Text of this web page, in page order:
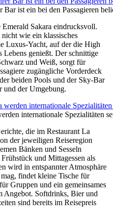
ist ein bei den Passagieren
Sakara eindrucksvoll.
wie ein klassisches
Luxus-Yacht, auf der die High
Lebens genießt. Der schnittige
und Weiß, sorgt für
zugängliche Vorderdeck
beiden Pools und der Sky-Bar
und der Umgebung.
internationale Spezialitäten
die im Restaurant La
der jeweiligen Reiseregion
Bänken und Sesseln
und Mittagessen als
wird in entspannter Atmosphäre
findet kleine Tische für
Gruppen und ein gemeinsames
Angebot. Softdrinks, Bier und
sind bereits im Reisepreis